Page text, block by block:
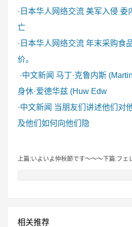
· 日本华人网络交流 美军入侵 委
亡
· 日本华人网络交流 年末采购食
价。
·中文新闻 马丁·克鲁内斯
身休·爱德华兹 (Huw Edw
·中文新闻 当朋友们讲述他们对
及他们如何向他们隐
上篇:いよいよ仲秋節です～～～ 下篇:フェ
相关推荐